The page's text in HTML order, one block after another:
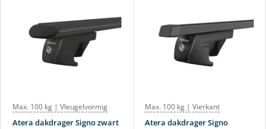
Max. 100 kg | Vleugelvormig
Atera dakdrager Signo zwart
Max. 100 kg | Vierkant
Atera dakdrager Signo